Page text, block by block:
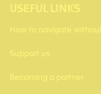
USEFUL LINKS
How to navigate
Support us
Becoming a partner